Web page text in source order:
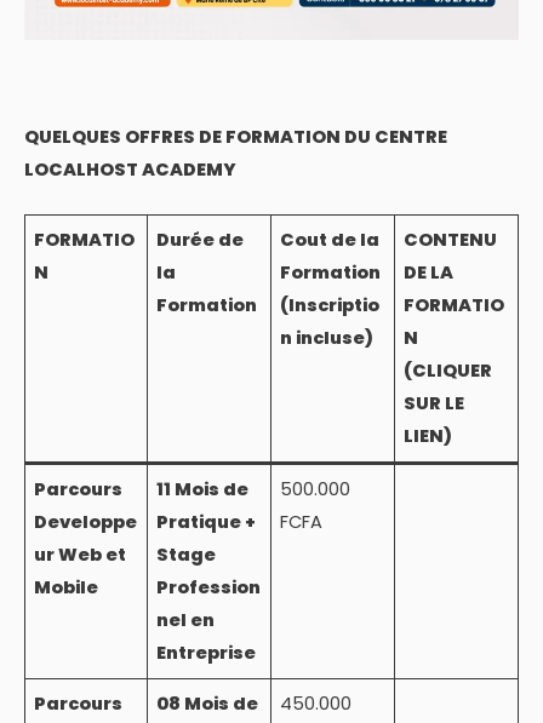
QUELQUES OFFRES DE FORMATION DU CENTRE
LOCALHOST ACADEMY
FORMATIO
N
Durée de
la
Formation
Cout de la
Formation
(Inscriptio
n incluse)
CONTENU
DE LA
FORMATIO
N
(CLIQUER
SUR LE
LIEN)
Parcours
Developpe
ur Web et
Mobile
11 Mois de
Pratique +
Stage
Profession
nel en
Entreprise
500.000
FCFA
Parcours
08 Mois de
450.000